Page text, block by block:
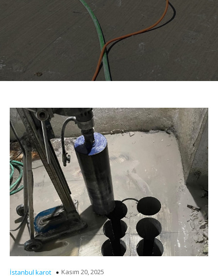
İstanbul karot Kasım 20, 2025